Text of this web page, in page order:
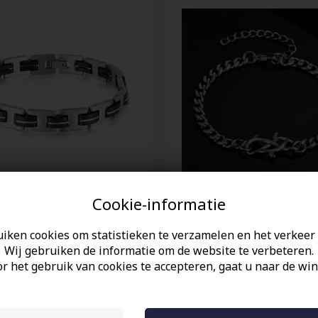
Cookie-informatie
cookies om statistieken te verzamelen en het verkeer
Wij gebruiken de informatie om de website te verbeteren.
het gebruik van cookies te accepteren, gaat u naar de
staal en zwarte
– 20,5 cm
roestvrij staal.
28,00 EUR